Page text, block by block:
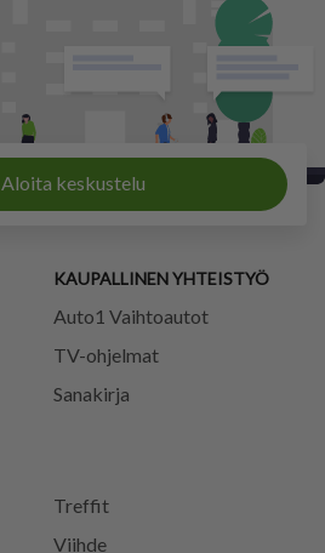
Aloita keskustelu
Treffit
Viihde
KAUPALLINEN YHTEISTYÖ
Auto1 Vaihtoautot
TV-ohjelmat
Sanakirja